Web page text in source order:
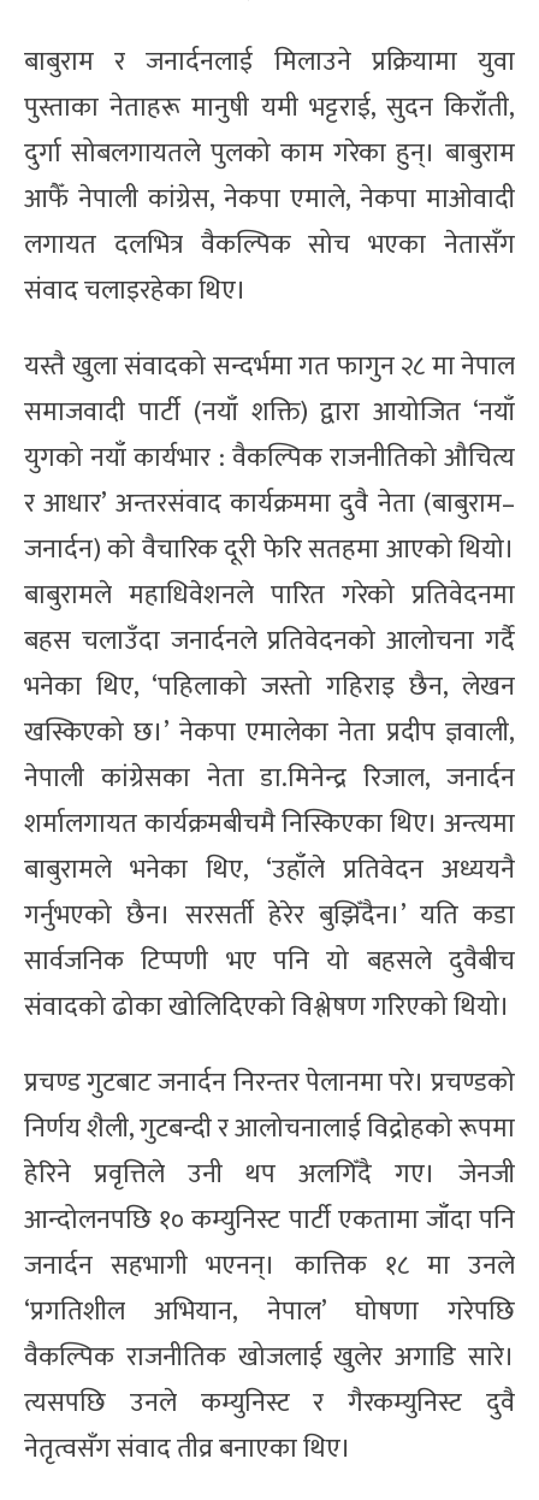
बाबुराम र जनार्दनलाई मिलाउने प्रक्रियामा युवा
पुस्ताका नेताहरू मानुषी यमी भट्टराई, सुदन किराँती,
दुर्गा सोबलगायतले पुलको काम गरेका हुन्। बाबुराम
आफैँ नेपाली कांग्रेस, नेकपा एमाले, नेकपा माओवादी
लगायत दलभित्र वैकल्पिक सोच भएका नेतासँग
संवाद चलाइरहेका थिए।
यस्तै खुला संवादको सन्दर्भमा गत फागुन २८ मा नेपाल
समाजवादी पार्टी (नयाँ शक्ति) द्वारा आयोजित ‘नयाँ
युगको नयाँ कार्यभार : वैकल्पिक राजनीतिको औचित्य
र आधार’ अन्तरसंवाद कार्यक्रममा दुवै नेता (बाबुराम–
जनार्दन) को वैचारिक दूरी फेरि सतहमा आएको थियो।
बाबुरामले महाधिवेशनले पारित गरेको प्रतिवेदनमा
बहस चलाउँदा जनार्दनले प्रतिवेदनको आलोचना गर्दै
भनेका थिए, ‘पहिलाको जस्तो गहिराइ छैन, लेखन
खस्किएको छ।’ नेकपा एमालेका नेता प्रदीप ज्ञवाली,
नेपाली कांग्रेसका नेता डा.मिनेन्द्र रिजाल, जनार्दन
शर्मालगायत कार्यक्रमबीचमै निस्किएका थिए। अन्त्यमा
बाबुरामले भनेका थिए, ‘उहाँले प्रतिवेदन अध्ययनै
गर्नुभएको छैन। सरसर्ती हेरेर बुझिँदैन।’ यति कडा
सार्वजनिक टिप्पणी भए पनि यो बहसले दुवैबीच
संवादको ढोका खोलिदिएको विश्लेषण गरिएको थियो।
प्रचण्ड गुटबाट जनार्दन निरन्तर पेलानमा परे। प्रचण्डको
निर्णय शैली, गुटबन्दी र आलोचनालाई विद्रोहको रूपमा
हेरिने प्रवृत्तिले उनी थप अलगिँदै गए। जेनजी
आन्दोलनपछि १० कम्युनिस्ट पार्टी एकतामा जाँदा पनि
जनार्दन सहभागी भएनन्। कात्तिक १८ मा उनले
‘प्रगतिशील अभियान, नेपाल’ घोषणा गरेपछि
वैकल्पिक राजनीतिक खोजलाई खुलेर अगाडि सारे।
त्यसपछि उनले कम्युनिस्ट र गैरकम्युनिस्ट दुवै
नेतृत्वसँग संवाद तीव्र बनाएका थिए।